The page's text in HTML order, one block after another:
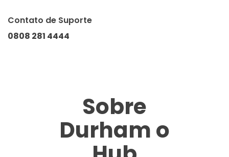
Contato de Suporte
0808 281 4444
Sobre
Durham o